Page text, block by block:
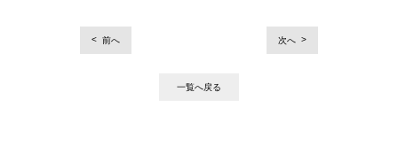
投 前へ 次へ
一覧へ戻る